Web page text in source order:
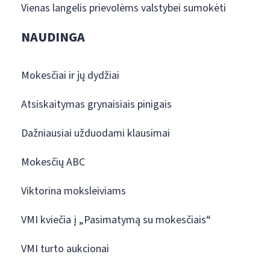
Vienas langelis prievolėms valstybei sumokėti
NAUDINGA
Mokesčiai ir jų dydžiai
Atsiskaitymas grynaisiais pinigais
Dažniausiai užduodami klausimai
Mokesčių ABC
Viktorina moksleiviams
VMI kviečia į „Pasimatymą su mokesčiais“
VMI turto aukcionai